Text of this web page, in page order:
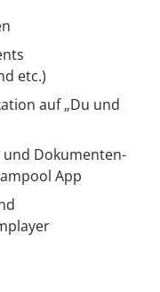
etc.)
auf „Du und
Dokumenten-
App